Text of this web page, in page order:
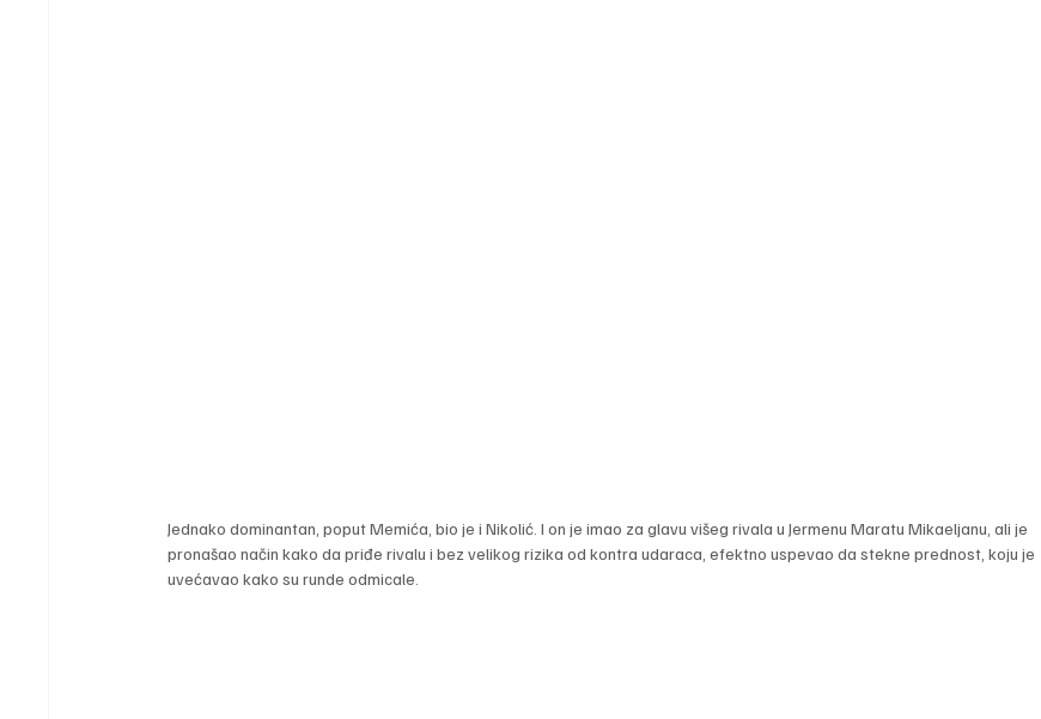
Jednako dominantan, poput Memića, bio je i Nikolić. I on je imao za glavu višeg rivala u Jermenu Maratu Mikaeljanu, ali je
pronašao način kako da priđe rivalu i bez velikog rizika od kontra udaraca, efektno uspevao da stekne prednost, koju je
uvećavao kako su runde odmicale.